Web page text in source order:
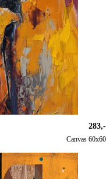
283,-
Canvas 60x60